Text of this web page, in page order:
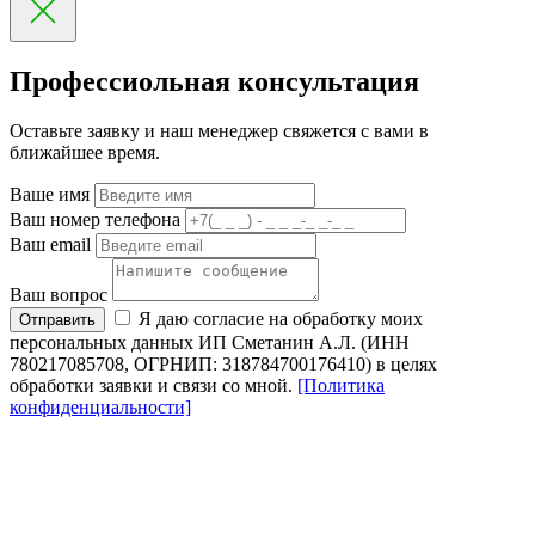
Профессиольная консультация
Оставьте заявку и наш менеджер свяжется с вами в
ближайшее время.
Ваше имя
Ваш номер телефона
Ваш email
Ваш вопрос
Отправить
Я даю согласие на обработку моих
персональных данных ИП Сметанин А.Л. (ИНН
780217085708, ОГРНИП: 318784700176410) в целях
обработки заявки и связи со мной. [Политика
конфиденциальности]